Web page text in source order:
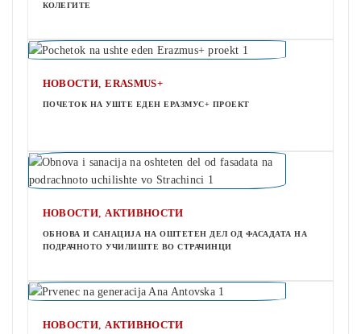
КОЛЕГИТЕ
НОВОСТИ,ERASMUS+
ПОЧЕТОК НА УШТЕ ЕДЕН ЕРАЗМУС+ ПРОЕКТ
НОВОСТИ,АКТИВНОСТИ
ОБНОВА И САНАЦИЈА НА ОШТЕТЕН ДЕЛ ОД ФАСАДАТА НА
ПОДРАЧНОТО УЧИЛИШТЕ ВО СТРАЧИНЦИ
НОВОСТИ, АКТИВНОСТИ